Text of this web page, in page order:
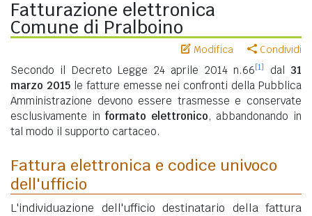
Fatturazione elettronica
Comune di Pralboino
Modifica Condividi
Secondo il Decreto Legge 24 aprile 2014 n.66[1] dal 31
marzo 2015le fatture emesse nei confronti della Pubblica
Amministrazione devono essere trasmesse e conservate
esclusivamente in formato elettronico, abbandonando in
tal modo il supporto cartaceo.
Fattura elettronica e codice univoco
dell'ufficio
L'individuazione dell'ufficio destinatario della fattura